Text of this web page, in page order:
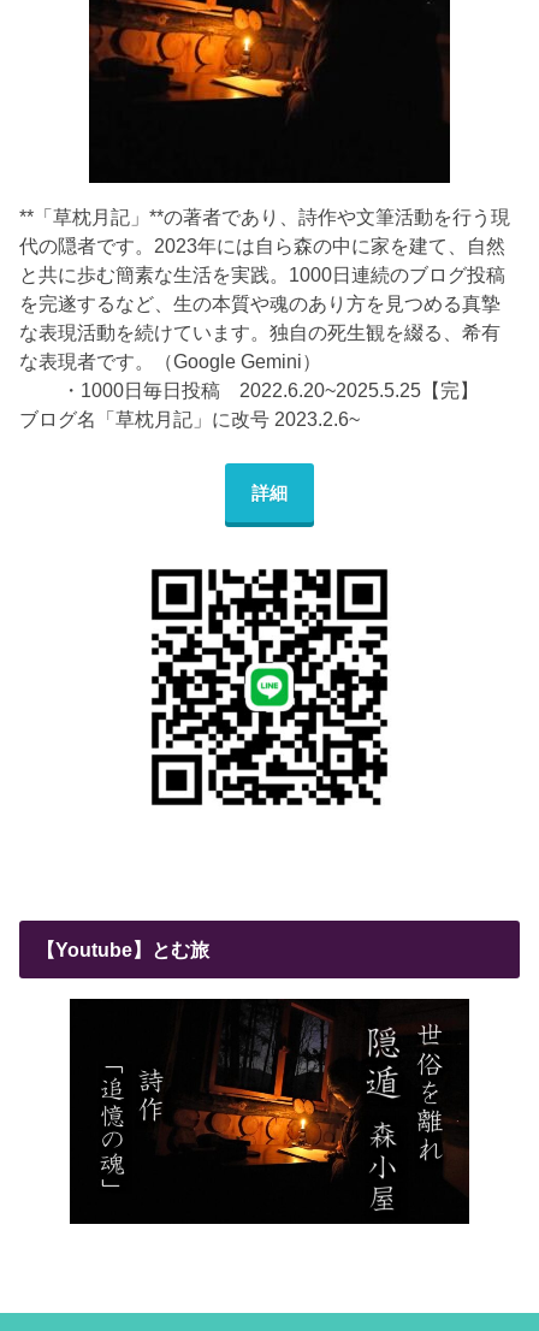
**「草枕月記」**の著者であり、詩作や文筆活動を行う現
代の隠者です。2023年には自ら森の中に家を建て、自然
と共に歩む簡素な生活を実践。1000日連続のブログ投稿
を完遂するなど、生の本質や魂のあり方を見つめる真摯
な表現活動を続けています。独自の死生観を綴る、希有
な表現者です。（Google Gemini）
・1000日毎日投稿 2022.6.20~2025.5.25【完】
ブログ名「草枕月記」に改号 2023.2.6~
詳細
【Youtube】とむ旅